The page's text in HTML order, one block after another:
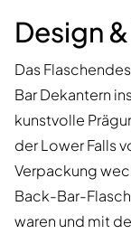
Design
Das
Bar Dekantern
kunstvolle
der Lower Falls
Verpackung
Back-Bar-
waren und mit